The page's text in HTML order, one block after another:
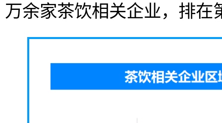
万余家茶饮相关企业，排在